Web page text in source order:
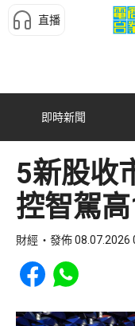
直播
即時新聞
5新股收
控智駕
財經 發佈 08.07.2026
Share to Facebook
Share to